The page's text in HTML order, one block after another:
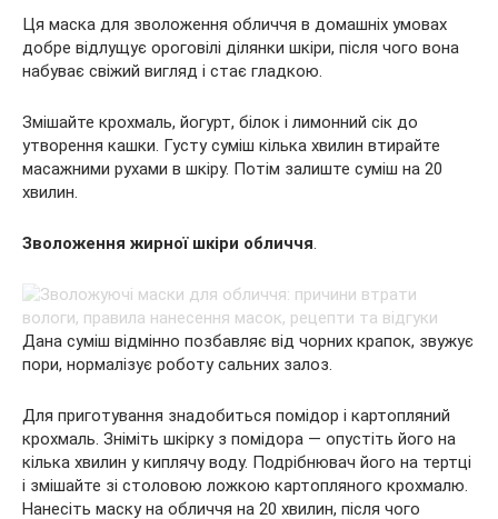
Ця маска для зволоження обличчя в домашніх умовах
добре відлущує ороговілі ділянки шкіри, після чого вона
набуває свіжий вигляд і стає гладкою.
Змішайте крохмаль, йогурт, білок і лимонний сік до
утворення кашки. Густу суміш кілька хвилин втирайте
масажними рухами в шкіру. Потім залиште суміш на 20
хвилин.
Зволоження жирної шкіри обличчя.
Дана суміш відмінно позбавляє від чорних крапок, звужує
пори, нормалізує роботу сальних залоз.
Для приготування знадобиться помідор і картопляний
крохмаль. Зніміть шкірку з помідора — опустіть його на
кілька хвилин у киплячу воду. Подрібнювач його на тертці
і змішайте зі столовою ложкою картопляного крохмалю.
Нанесіть маску на обличчя на 20 хвилин, після чого